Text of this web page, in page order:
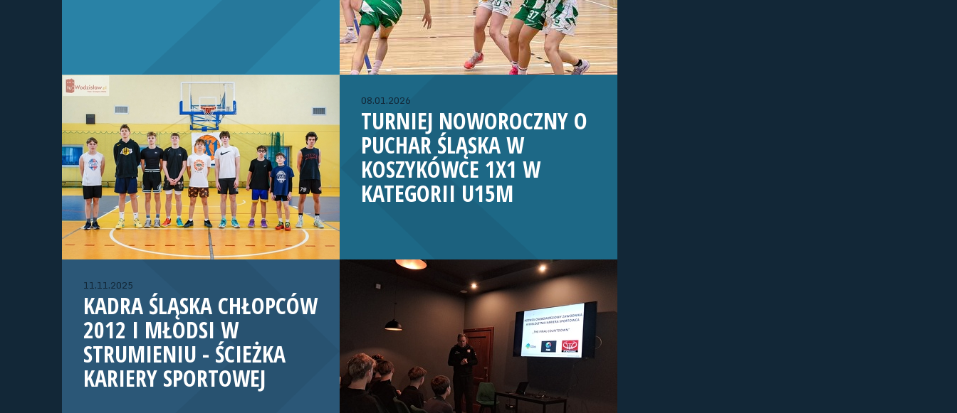
08.01.2026
TURNIEJ NOWOROCZNY O
PUCHAR ŚLĄSKA W
KOSZYKÓWCE 1X1 W
KATEGORII U15M
11.11.2025
KADRA ŚLĄSKA CHŁOPCÓW
2012 I MŁODSI W
STRUMIENIU - ŚCIEŻKA
KARIERY SPORTOWEJ